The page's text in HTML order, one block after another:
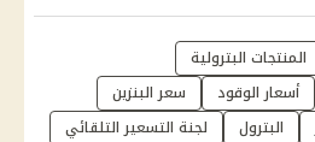
المنتجات البترولية
أسعار الوقود
سعر البنزين
البترول لجنة التسعير التلقائي